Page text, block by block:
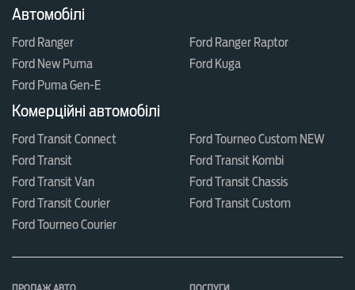
Автомобілі
Ford Ranger
Ford Ranger Raptor
Ford New Puma
Ford Kuga
Ford Puma Gen-E
Комерційні автомобілі
Ford Transit Connect
Ford Tourneo Custom NEW
Ford Transit
Ford Transit Kombi
Ford Transit Van
Ford Transit Chassis
Ford Transit Courier
Ford Transit Custom
Ford Tourneo Courier